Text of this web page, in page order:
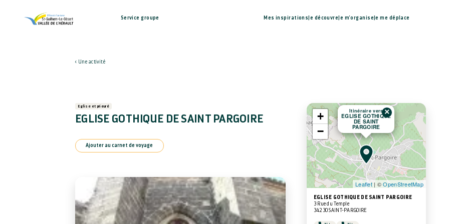
Service groupe Mes inspirations Je découvre Je m'organise Je me déplace
Une activité
Eglise et prieuré
EGLISE GOTHIQUE DE SAINT PARGOIRE
Ajouter au carnet de voyage
Itinéraire vers
EGLISE GOTHIQUE
DE SAINT
PARGOIRE
×
+
−
Leaflet| ©OpenStreetMap
EGLISE GOTHIQUE DE SAINT PARGOIRE
3 Rue du Temple
34230 SAINT-PARGOIRE